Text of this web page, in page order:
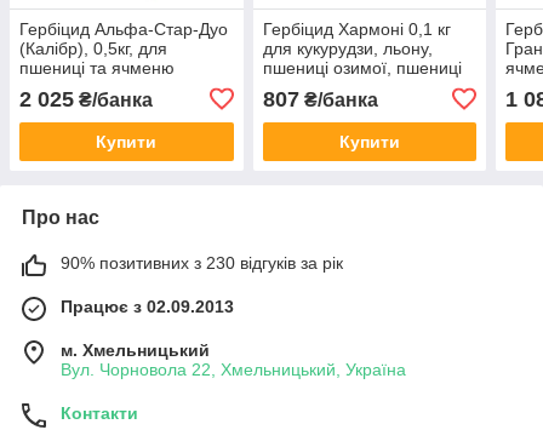
Гербіцид Альфа-Стар-Дуо
(Калібр), 0,5кг, для
пшениці та ячменю
2 025 ₴/банка
Купити
Гербіцид Хармоні 0,1 кг
для кукурудзи, льону,
пшениці озимої, пшениці
807₴/банка
Купити
кг)
1
Про нас
90% позитивних з 230 відгуків за рік
Працює з 02.09.2013
м. Хмельницький
Вул. Чорновола 22, Хмельницький, Україна
Контакти